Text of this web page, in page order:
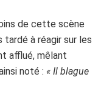
de cette scène
tardé à réagir sur les
afflué, mêlant
noté : « Il blague